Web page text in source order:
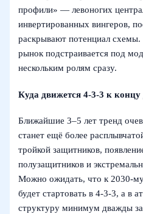
профили» — левоногих
инвертированных вингеров,
раскрывают потенциал схемы.
рынок подстраивается под
нескольким ролям сразу.
Куда движется 4-3-3 к концу
Ближайшие 3–5 лет тренд
станет ещё более
тройкой защитников,
полузащитников и
Можно ожидать, что к 2030-
будет стартовать в 4-3-3, а в
структуру минимум дважды